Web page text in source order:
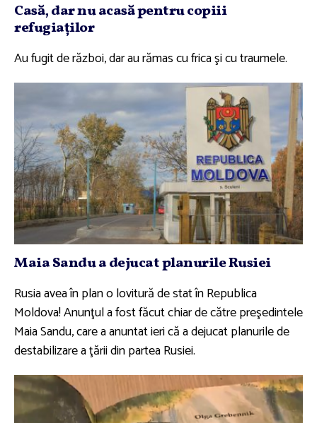
Casă, dar nu acasă pentru copiii
refugiaţilor
Au fugit de război, dar au rămas cu frica şi cu traumele.
Maia Sandu a dejucat planurile Rusiei
Rusia avea în plan o lovitură de stat în Republica
Moldova! Anunţul a fost făcut chiar de către preşedintele
Maia Sandu, care a anuntat ieri că a dejucat planurile de
destabilizare a ţării din partea Rusiei.